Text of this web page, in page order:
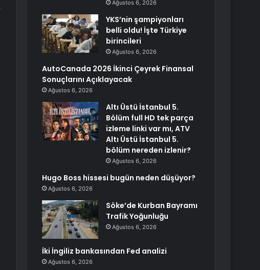
Ağustos 6, 2026
YKS’nin şampiyonları
belli oldu! İşte Türkiye
birincileri
Ağustos 6, 2026
AutoCanada 2026 İkinci Çeyrek Finansal
Sonuçlarını Açıklayacak
Ağustos 6, 2026
Altı Üstü İstanbul 5.
Bölüm full HD tek parça
izleme linki var mı, ATV
Altı Üstü İstanbul 5.
bölüm nereden izlenir?
Ağustos 6, 2026
Hugo Boss hissesi bugün neden düşüyor?
Ağustos 6, 2026
Söke’de Kurban Bayramı
Trafik Yoğunluğu
Ağustos 6, 2026
İki İngiliz bankasından Fed analizi
Ağustos 6, 2026